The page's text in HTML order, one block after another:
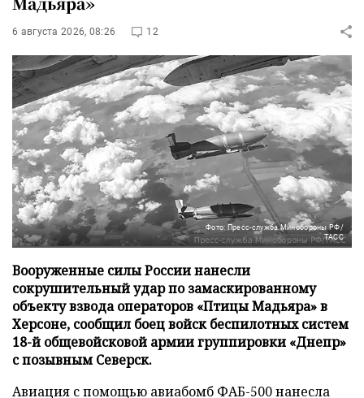
6 августа 2026, 08:26 12
Фото: Пресс-служба Минобороны РФ/
ТАСС
Вооруженные силы России нанесли
сокрушительный удар по замаскированному
объекту взвода операторов «Птицы Мадьяра» в
Херсоне, сообщил боец войск беспилотных систем
18-й общевойсковой армии группировки «Днепр»
с позывным Северск.
Авиация с помощью авиабомб ФАБ-500 нанесла